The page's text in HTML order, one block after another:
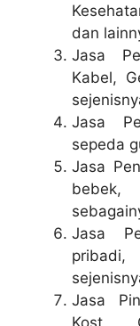
dan
Jasa
Kabel,
Jasa
sepeda
Jasa
Jasa
Jasa
Kost,